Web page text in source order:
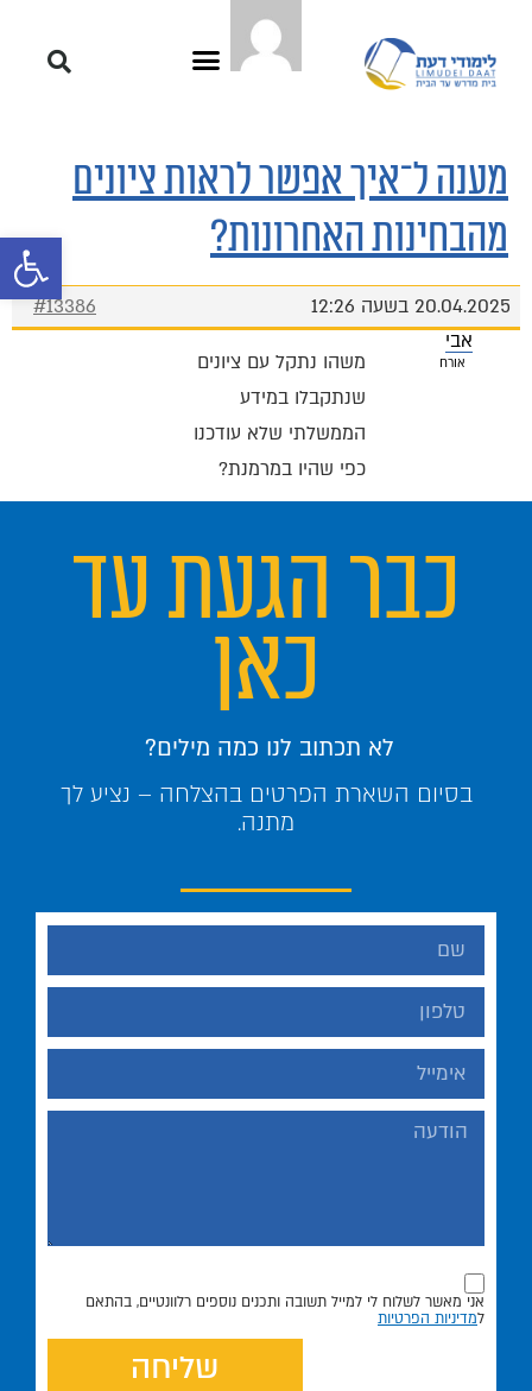
פתח
מענה ל־איך אפשר לראות ציונים
מהבחינות האחרונות?
20.04.2025 בשעה 12:26
#13386
אבי
אורח
משהו נתקל עם ציונים
שנתקבלו במידע
הממשלתי שלא עודכנו
כפי שהיו במרמנת?
כבר הגעת עד
כאן
לא תכתוב לנו כמה מילים?
בסיום השארת הפרטים בהצלחה – נציע לך
מתנה.
אני מאשר לשלוח לי למייל תשובה ותכנים נוספים רלוונטיים, בהתאם
למדיניות הפרטיות
שליחה